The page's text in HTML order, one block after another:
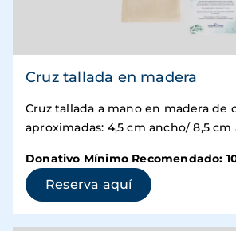
Cruz tallada en madera
Cruz tallada a mano en madera de
aproximadas: 4,5 cm ancho/ 8,5 cm
Donativo Mínimo Recomendado:
Reserva aquí(se abre en